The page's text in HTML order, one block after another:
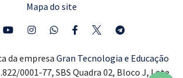
Mapa do site
da empresa Gran Tecnologia e Educação
0001-77, SBS Quadra 02, Bloco J, Lote